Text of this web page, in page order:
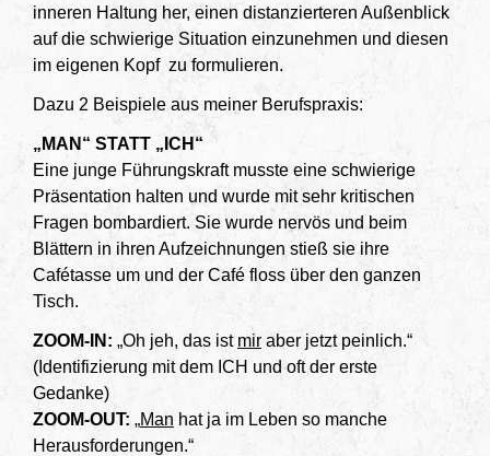
inneren Haltung her, einen distanzierteren Außenblick
auf die schwierige Situation einzunehmen und diesen
im eigenen Kopf zu formulieren.
Dazu 2 Beispiele aus meiner Berufspraxis:
„MAN“ STATT „ICH“
Eine junge Führungskraft musste eine schwierige
Präsentation halten und wurde mit sehr kritischen
Fragen bombardiert. Sie wurde nervös und beim
Blättern in ihren Aufzeichnungen stieß sie ihre
Cafétasse um und der Café floss über den ganzen
Tisch.
ZOOM-IN: „Oh jeh, das ist mir aber jetzt peinlich.“
(Identifizierung mit dem ICH und oft der erste
Gedanke)
ZOOM-OUT: „Man hat ja im Leben so manche
Herausforderungen.“